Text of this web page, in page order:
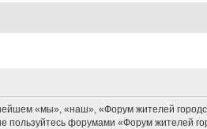
«мы», «наш», «Форум жителей
форумами «Форум жителей